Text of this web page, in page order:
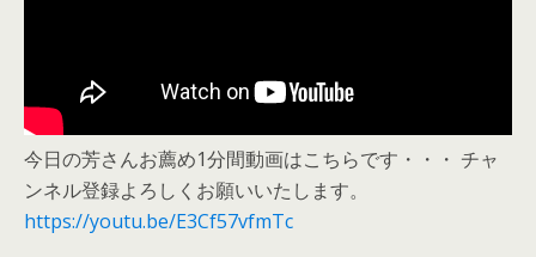
今日の芳さんお薦め1分間動画はこちらです・・・ チャ
ンネル登録よろしくお願いいたします。
https://youtu.be/E3Cf57vfmTc